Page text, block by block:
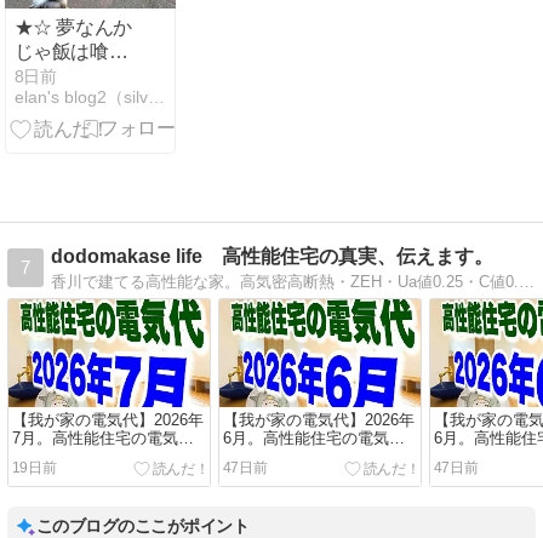
★☆ 夢なんか
じゃ飯は喰え
ないと誰かの
せいにして/シ
ルバ食欲低
8日前
elan's blog2（silva's diary）
7
dodomakase life 高性能住宅の真実、伝えます。
香川で建てる高性能な家。高気密高断熱・ZEH・Ua値0.25・C値0.3・太陽光発電によるパッシブハウスクラスの無暖房住宅を紹介。
【我が家の電気代】2026年
7月。高性能住宅の電気代
19日前
【我が家の電気代】2026年
6月。高性能住宅の電気代
47日前
【我が家の電
6月。高性能住
47日前
このブログのここがポイント